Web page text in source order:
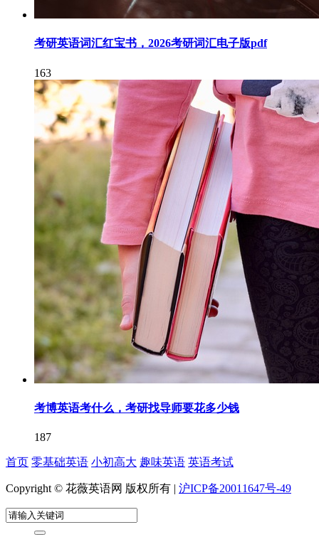
考研英语词汇红宝书，2026考研词汇电子版pdf
163
考博英语考什么，考研找导师要花多少钱
187
首页 零基础英语 小初高大 趣味英语 英语考试
Copyright © 花薇英语网 版权所有 | 沪ICP备20011647号-49